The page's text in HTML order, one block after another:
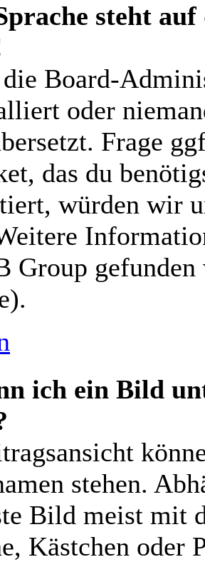
steht
Board-
oder
Frage
das du
würden wir
Group
ich ein Bild
stehen.
Bild meist mit
Kästchen oder